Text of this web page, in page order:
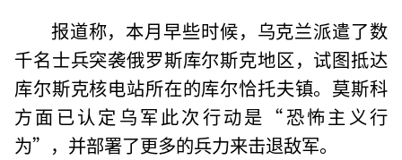
报道称，本月早些时候，乌克兰派遣了数
千名士兵突袭俄罗斯库尔斯克地区，试图抵达
库尔斯克核电站所在的库尔恰托夫镇。莫斯科
方面已认定乌军此次行动是“恐怖主义行
为”，并部署了更多的兵力来击退敌军。